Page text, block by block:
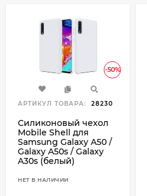
-50%
АРТИКУЛ ТОВАРА: 28230
Силиконовый чехол
Mobile Shell для
Samsung Galaxy A50 /
Galaxy A50s / Galaxy
A30s (белый)
НЕТ В НАЛИЧИИ